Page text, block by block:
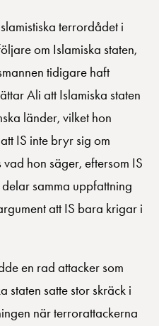
terrordådet i
om Islamiska staten,
tidigare haft
Ali att Islamiska staten
länder, vilket hon
IS inte bryr sig om
vad hon säger, eftersom IS
samma uppfattning
att IS bara krigar i
en rad attacker som
staten satte stor skräck i
när terrorattackerna